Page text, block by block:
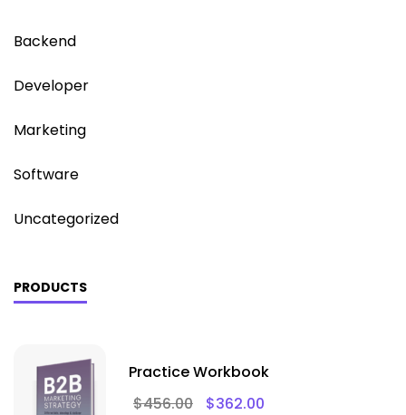
Backend
Developer
Marketing
Software
Uncategorized
PRODUCTS
Practice Workbook
$456.00 $362.00